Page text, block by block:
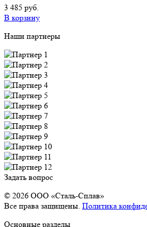
3 485 руб.
В корзину
Наши партнеры
Задать вопрос
© 2026 OOO «Сталь-Сплав»
Все права защищены. Политика
Основные разделы